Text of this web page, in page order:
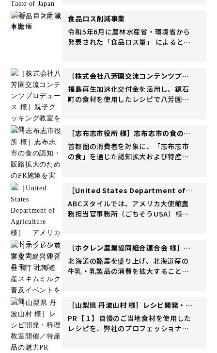
Taste of Japan 2025」の企画・運...
食品ロス削減事業
令和5年6月に農林水産省・環境省から
発表された「食品ロス量」 によると、
ロスが244万トンとなっており、事業
者・消費者双方の...
［株式会社八芳園交流コンテンツプロ
デュース 様］親子クッキング教室を開
催
福島再生加速化交付金を活用し、鏡石
町の食材を使用したレシピで八芳園パ
た。 実施概要 ▼目的福島再生加速化交
付金を活用して、「...
［志布志市役所 様］志布志市の食の認
知・販路拡大のためのPR施策を実施
首都圏の消費者を対象に、「志布志市
の食」を通じた認知拡大および特産品
料理教室での密な喫食体験を軸にプロ
モーション施策を実施しました...
［United States Department of
Agriculture 様］ アメリカ産ドライ
フルーツ＆ナッツのプロモーション
ABCスタイルでは、アメリカ大使館農
務担当官事務所（ごちそうUSA）様よ
と消費拡大を目的としたプロモーショ
ンキャンペーンを実施いたし...
［ホクレン農業協同組合連合会 様］北
海道産スキムミルク普及イベントを開
催
北海道の酪農を盛り上げ、北海道産の
牛乳・乳製品の消費を拡大することを
を、スキムミルクの魅力を伝えるため
の『北海道産スキムミルク普及...
［山梨県 丹波山村 様］レシピ開発・料
理教室開催／特産品の魅力PRで、観光
促進
PR【１】自慢のご当地食材を使用した
レシピを、弊社のプロフェッショナル